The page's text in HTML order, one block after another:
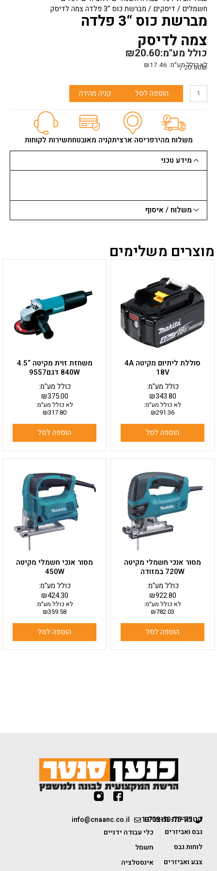
חשמלים / דיסקים / מברשת כוס “3 פלדה צמה לדיסק
מברשת כוס “3 פלדה
צמה לדיסק
₪20.60כולל מע"מ:
לא כולל מע״מ: ₪17.46
20.60₪ /
כמות
לדיסק
הוספה לסל קניה מהירה
משלוח מהירפריסה ארציתקניה מאובטחתשירות לקוחות
מידע טכני
משלוח / איסוף
מוצרים משלימים
סוללת ליתיום מקיטה 4A
18V
₪343.80
כולל מע"מ:
לא כולל מע״מ:
₪291.36
הוספה לסל
משחזת זוית מקיטה “4.5
840W דגם9557
₪375.00
כולל מע"מ:
לא כולל מע״מ:
₪317.80
הוספה לסל
מסור אנכי חשמלי מקיטה
720W במזודה
₪922.80
כולל מע"מ:
לא כולל מע״מ:
₪782.03
הוספה לסל
מסור אנכי חשמלי מקיטה
450W
₪424.30
כולל מע"מ:
לא כולל מע״מ:
₪359.58
הוספה לסל
1-700-50-75-75
info@cnaanc.co.il קטגוריות מוצרים
גבס ואביזרים
לוחות גבס
צבע ואביזרים
כלי עבודה ידניים
חשמל
אינסטלציה